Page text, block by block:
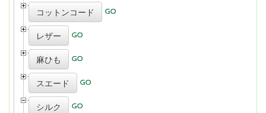
コットンコード
レザー
麻ひも
スエード
シルク